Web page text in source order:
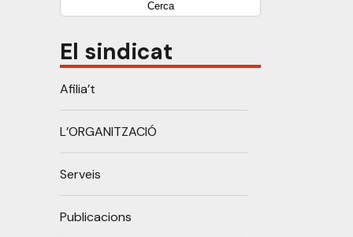
El sindicat
Afilia’t
L’ORGANITZACIÓ
Serveis
Publicacions